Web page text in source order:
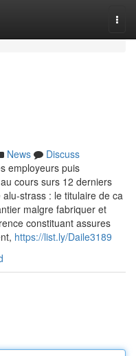
News
Discuss
employeurs puis
cours surs 12 derniers
strass : le titulaire de ca
malgre fabriquer et
constituant assures
https://list.ly/Daile3189